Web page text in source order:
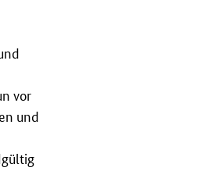
vor
und